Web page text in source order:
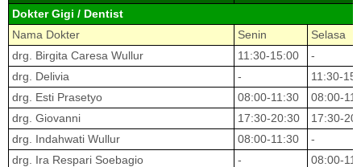
Dokter Gigi / Dentist
Nama Dokter
Senin
Selasa
drg. Birgita Caresa Wullur
11:30-15:00
-
drg. Delivia
-
11:30-
drg. Esti Prasetyo
08:00-11:30
08:00-
drg. Giovanni
17:30-20:30
17:30-
drg. Indahwati Wullur
08:00-11:30
-
drg. Ira Respari Soebagio
-
08:00-